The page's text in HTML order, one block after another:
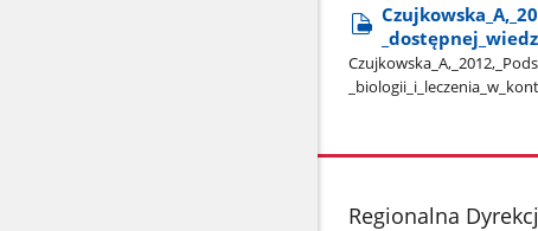
stopka
Regionalna